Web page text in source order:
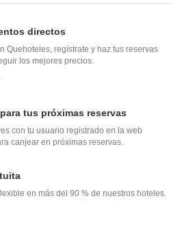
directos
Quehoteles, regístrate y haz tus reservas
los mejores precios.
tus próximas reservas
con tu usuario registrado en la web
canjear en próximas reservas.
en más del 90 % de nuestros hoteles.